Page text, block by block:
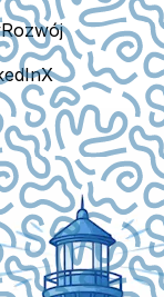
Rozwój
X